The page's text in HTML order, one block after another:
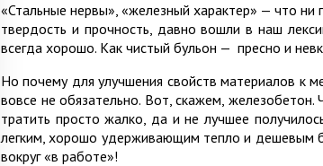
«Стальные нервы», «железный характер» — что ни
твердость и прочность, давно вошли в наш
всегда хорошо. Как чистый бульон — пресно и
Но почему для улучшения свойств материалов к
вовсе не обязательно. Вот, скажем,
тратить просто жалко, да и не лучшее
легким, хорошо удерживающим тепло и дешевым
вокруг «в работе»!